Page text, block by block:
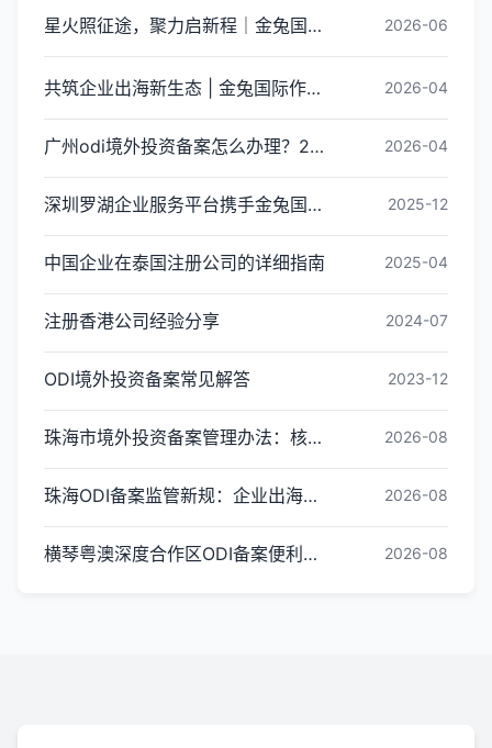
星火照征途，聚力启新程｜金兔国际井冈山红色研学团建圆满收官 2026-06
共筑企业出海新生态 | 金兔国际作为代表单位亮相宝安区出海服务中心揭牌仪式 2026-04
广州odi境外投资备案怎么办理？2026年最新流程详解 2026-04
深圳罗湖企业服务平台携手金兔国际ODI备案专家,共建跨境出海全链条服务新生态 2025-12
中国企业在泰国注册公司的详细指南 2025-04
注册香港公司经验分享 2024-07
ODI境外投资备案常见解答 2023-12
珠海市境外投资备案管理办法：核心内容与办理指引 2026-08
珠海ODI备案监管新规：企业出海投资合规红线梳理 2026-08
横琴粤澳深度合作区ODI备案便利化政策全解读 2026-08